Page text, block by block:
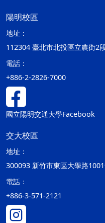
陽明校區
地址：
112304 臺北市北投區立農街2
電話：
+886-2-2826-7000
國立陽明交通大學Facebook
交大校區
地址：
300093 新竹市東區大學路
電話：
+886-3-571-2121